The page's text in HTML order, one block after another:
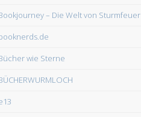
– Die Welt von Sturmfeuer
wie Sterne